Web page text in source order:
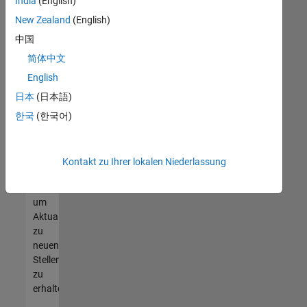
Stellen
können,
die
Ihren
entsprechen,
werden
unseres
um
Aktualisierungen
zu
neuen
Stellenangeboten
zu
erhalten.
New Zealand (English)
中国
简体中文
English
日本 (日本語)
한국 (한국어)
Kontakt zu Ihrer lokalen Niederlassung